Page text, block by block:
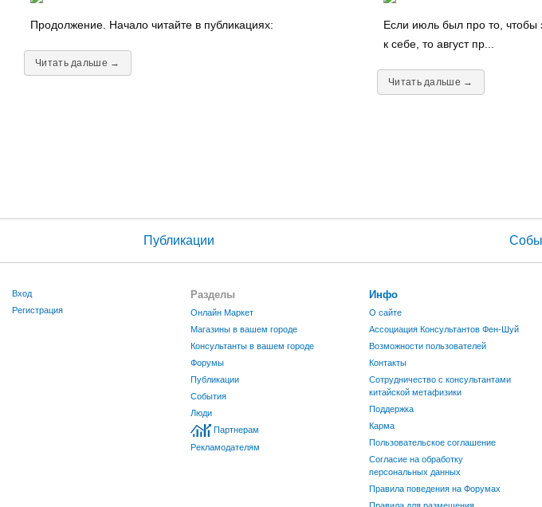
Продолжение. Начало читайте в публикациях:
Читать дальше →
Если июль был про то, чтобы
к себе, то август пр...
Читать дальше →
Публикации
Вход
Регистрация
Разделы
Онлайн Маркет
Магазины в вашем городе
Консультанты в вашем городе
Форумы
Публикации
События
Люди
Партнерам
Рекламодателям
Инфо
О сайте
Ассоциация Консультантов Фен-Шуй
Возможности пользователей
Контакты
Сотрудничество с консультантами
китайской метафизики
Поддержка
Карма
Пользовательское соглашение
Согласие на обработку
персональных данных
Правила поведения на Форумах
Правила для размещения